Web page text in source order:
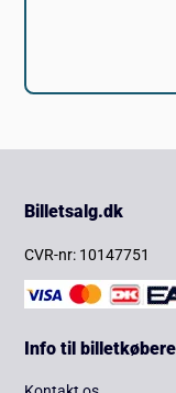
Billetsalg.dk
CVR-nr: 10147751
Info til billetkøbere